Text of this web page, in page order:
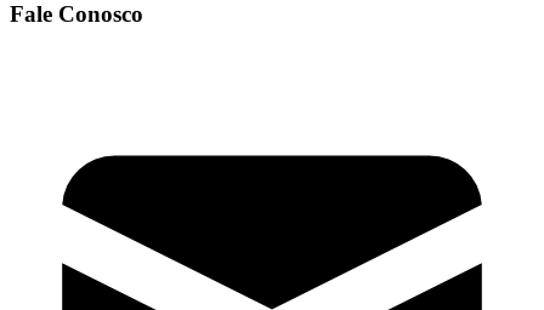
Fale Conosco